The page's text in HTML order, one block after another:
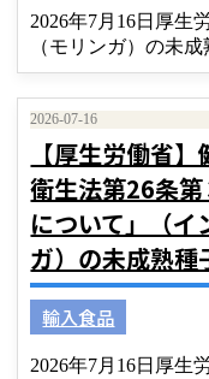
2026年7月16日厚生
（モリンガ）の未
2026-07-16
【厚生労働省
衛生法第26条
について」（イ
ガ）の未成熟種
輸入食品
2026年7月16日厚生